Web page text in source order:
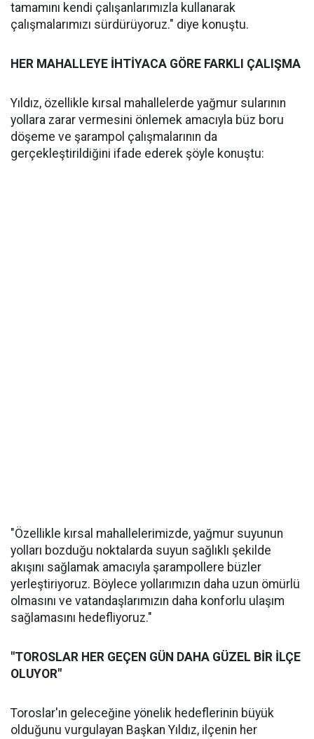
tamamını kendi çalışanlarımızla kullanarak
çalışmalarımızı sürdürüyoruz." diye konuştu.
HER MAHALLEYE İHTİYACA GÖRE FARKLI ÇALIŞMA
Yıldız, özellikle kırsal mahallelerde yağmur sularının
yollara zarar vermesini önlemek amacıyla büz boru
döşeme ve şarampol çalışmalarının da
gerçekleştirildiğini ifade ederek şöyle konuştu:
"Özellikle kırsal mahallelerimizde, yağmur suyunun
yolları bozduğu noktalarda suyun sağlıklı şekilde
akışını sağlamak amacıyla şarampollere büzler
yerleştiriyoruz. Böylece yollarımızın daha uzun ömürlü
olmasını ve vatandaşlarımızın daha konforlu ulaşım
sağlamasını hedefliyoruz."
"TOROSLAR HER GEÇEN GÜN DAHA GÜZEL BİR İLÇE
OLUYOR"
Toroslar'ın geleceğine yönelik hedeflerinin büyük
olduğunu vurgulayan Başkan Yıldız, ilçenin her